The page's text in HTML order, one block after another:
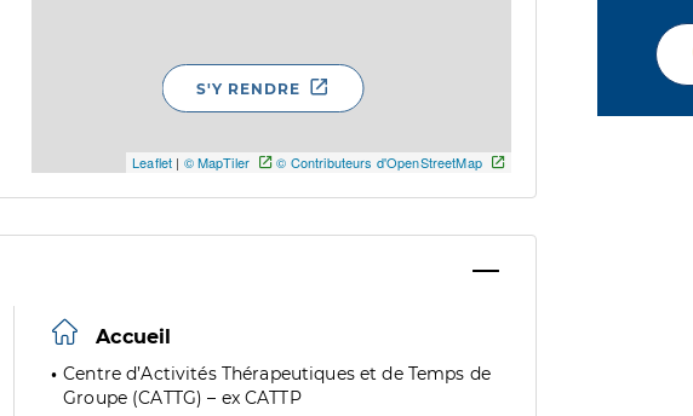
Leaflet | © MapTiler © Contributeurs d'OpenStreetMap
S'Y RENDRE
Accueil
Centre d’Activités Thérapeutiques et de Temps de
Groupe (CATTG) – ex CATTP